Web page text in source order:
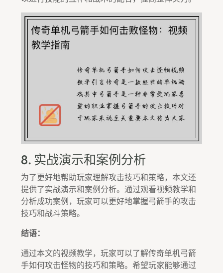
8. 实战演示和案例分析
为了更好地帮助玩家理解攻击技巧和策略，本文还
提供了实战演示和案例分析。通过观看视频教学和
分析成功案例，玩家可以更好地掌握弓箭手的攻击
技巧和战斗策略。
结语：
通过本文的视频教学，玩家可以了解传奇单机弓箭
手如何攻击怪物的技巧和策略。希望玩家能够通过